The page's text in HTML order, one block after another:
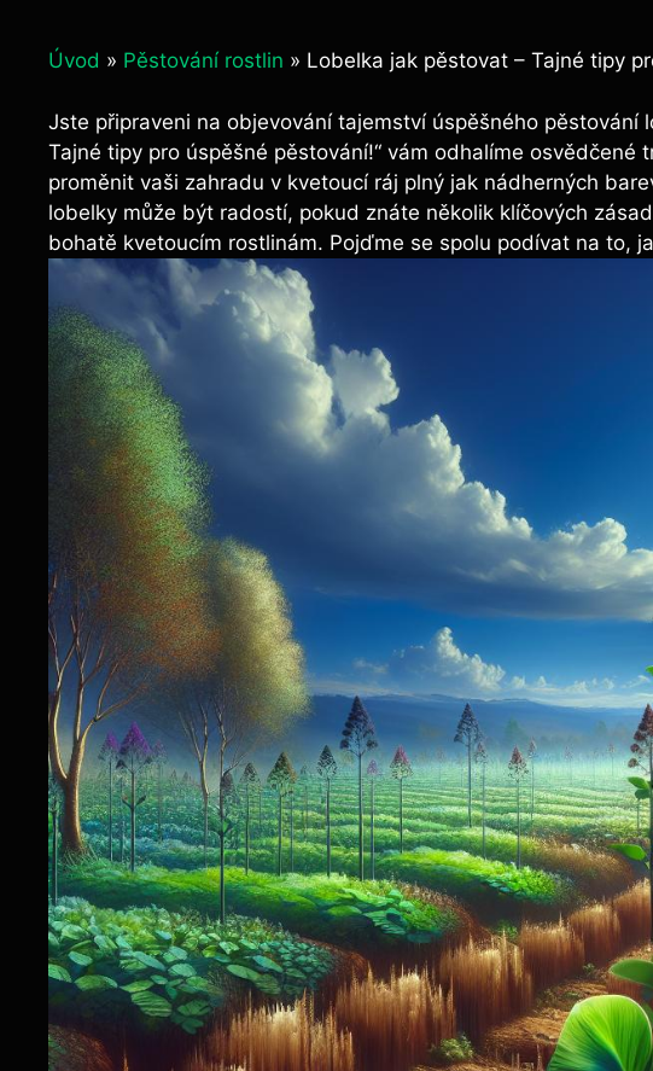
Úvod » Pěstování rostlin » Lobelka jak pěstovat – Tajné tipy
Jste připraveni na objevování tajemství úspěšného pěstování
Tajné tipy pro úspěšné pěstování!“ vám odhalíme osvědčené
proměnit vaši zahradu v kvetoucí ráj plný jak nádherných
lobelky může být radostí, pokud znáte několik klíčových
bohatě kvetoucím rostlinám. Pojďme se spolu podívat na to,